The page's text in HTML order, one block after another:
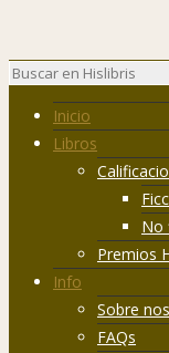
Inicio
Libros
No
Premios
Info
Sobre
FAQs